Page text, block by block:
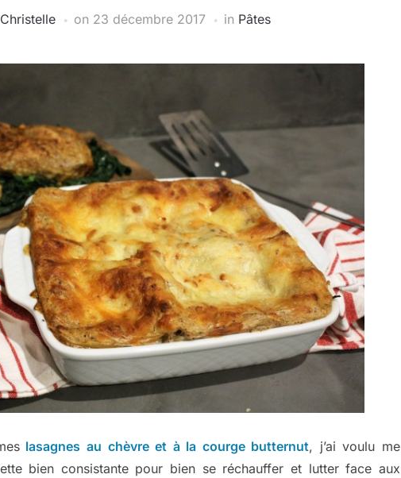
Christelle on 23 décembre 2017 in Pâtes
lasagnes au chèvre et à la courge butternut, j’ai voulu me
bien consistante pour bien se réchauffer et lutter face aux